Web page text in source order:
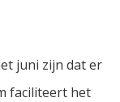
juni zijn dat er
faciliteert het